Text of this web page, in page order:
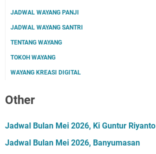
JADWAL WAYANG PANJI
JADWAL WAYANG SANTRI
TENTANG WAYANG
TOKOH WAYANG
WAYANG KREASI DIGITAL
Other
Jadwal Bulan Mei 2026, Ki Guntur Riyanto
Jadwal Bulan Mei 2026, Banyumasan